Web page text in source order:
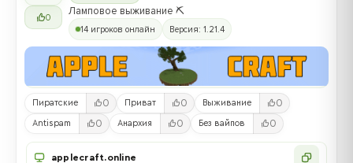
0 Ламповое выживание ⛏️
14 игроков онлайн Версия: 1.21.4
Пиратские 0 Приват 0 Выживание 0
Antispam 0 Анархия 0 Без вайпов 0
applecraft.online